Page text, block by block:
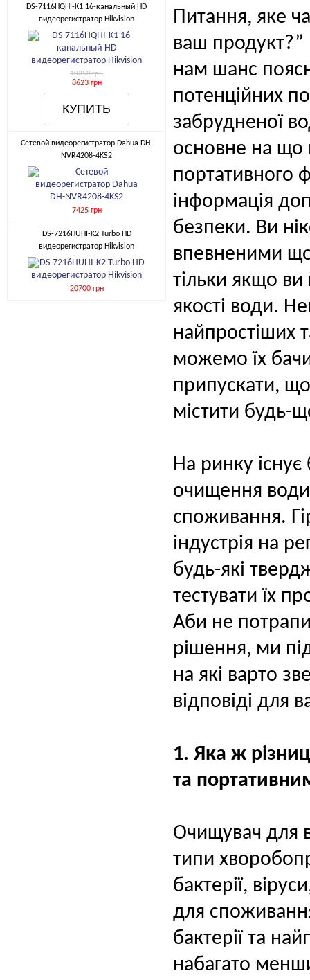
DS-7116HQHI-K1 16-канальный HD
видеорегистратор Hikvision
10350 грн
8623 грн
Сетевой видеорегистратор Dahua DH-
NVR4208-4KS2
7425 грн
DS-7216HUHI-K2 Turbo HD
видеорегистратор Hikvision
20700 грн
Питання, яке
ваш
нам шанс
потенційних
забрудненої
основне на що
портативного
інформація
безпеки. Ви
впевненими
тільки якщо
якості води.
найпростіших
можемо їх
припускати,
містити будь-
На ринку існує
очищення води,
споживання.
індустрія на
будь-які
тестувати їх
Aби не
рішення, ми
на які варто
відповіді для
1. Яка ж
та
Очищувач для
типи
бактерії,
для
бактерії та
набагато